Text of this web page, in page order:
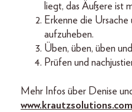
liegt, das Äußere ist
Erkenne die
aufzuheben.
Üben, üben, üben
Prüfen und
Mehr Infos über Denise
www.krautzsolutions.com